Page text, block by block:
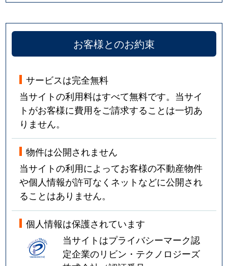
お客様とのお約束
サービスは完全無料
当サイトの利用料はすべて無料です。当サイ
トがお客様に費用をご請求することは一切あ
りません。
物件は公開されません
当サイトの利用によってお客様の不動産物件
や個人情報が許可なくネットなどに公開され
ることはありません。
個人情報は保護されています
当サイトはプライバシーマーク認
定企業のリビン・テクノロジーズ